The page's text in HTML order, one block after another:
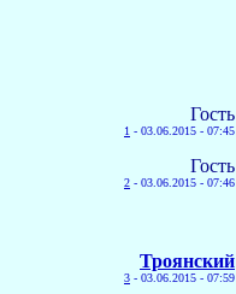
Гость
1 - 03.06.2015 - 07:45
Гость
2 - 03.06.2015 - 07:46
Троянский
3 - 03.06.2015 - 07:59